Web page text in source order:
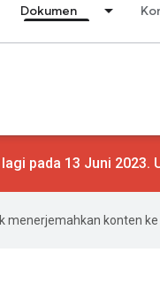
Dokumen
pada 13 Juni
menerjemahkan konten